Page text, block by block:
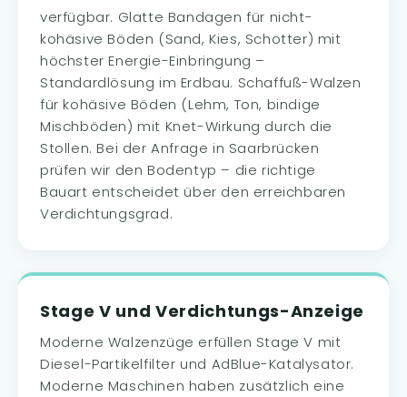
verfügbar. Glatte Bandagen für nicht-
kohäsive Böden (Sand, Kies, Schotter) mit
höchster Energie-Einbringung –
Standardlösung im Erdbau. Schaffuß-Walzen
für kohäsive Böden (Lehm, Ton, bindige
Mischböden) mit Knet-Wirkung durch die
Stollen. Bei der Anfrage in Saarbrücken
prüfen wir den Bodentyp – die richtige
Bauart entscheidet über den erreichbaren
Verdichtungsgrad.
Stage V und Verdichtungs-Anzeige
Moderne Walzenzüge erfüllen Stage V mit
Diesel-Partikelfilter und AdBlue-Katalysator.
Moderne Maschinen haben zusätzlich eine